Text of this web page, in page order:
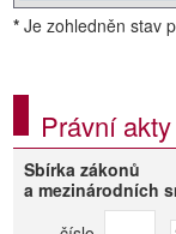
* Je zohledněn stav
Právní akty
Sbírka zákonů
a mezinárodních